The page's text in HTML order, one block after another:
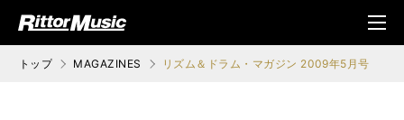
ジック (Rittor Musi
メニ
ュ
トップ MAGAZINES リズム＆ドラム・マガジン 2009年5月号